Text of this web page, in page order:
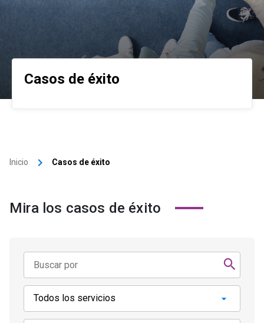
Casos de éxito
Inicio keyboard_arrow_right Casos de éxito
Mira los casos de éxito